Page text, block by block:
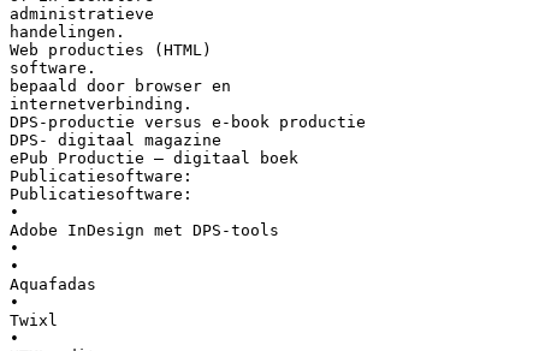
administratieve
handelingen.
Web producties (HTML)
software.
bepaald door browser en
internetverbinding.
DPS-productie versus e-book productie
DPS- digitaal magazine
ePub Productie – digitaal boek
Publicatiesoftware:
Publicatiesoftware:
•
Adobe InDesign met DPS-tools
•
•
Aquafadas
•
Twixl
•